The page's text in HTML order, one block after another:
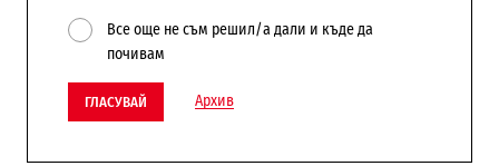
Все още не съм решил/а дали и къде да
почивам
ГЛАСУВАЙ Архив